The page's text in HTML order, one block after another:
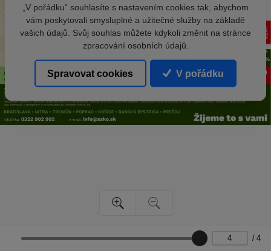
/ 4
„V pořádku“ souhlasíte s nastavením cookies tak, abychom
vám poskytovali smysluplné a užitečné služby na základě
vašich údajů. Svůj souhlas můžete kdykoli změnit na stránce
zpracování osobních údajů.
Spravovat cookies V pořádku